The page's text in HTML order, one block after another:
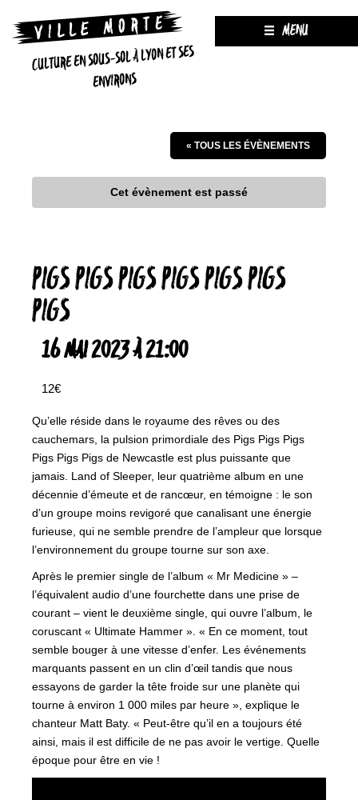
CULTURE EN SOUS-SOL À LYON ET SES
ENVIRONS
MENU
« TOUS LES ÉVÈNEMENTS
Cet évènement est passé
PIGS PIGS PIGS PIGS PIGS PIGS
PIGS
16 MAI 2023 À 21:00
12€
Qu’elle réside dans le royaume des rêves ou des
cauchemars, la pulsion primordiale des Pigs Pigs Pigs
Pigs Pigs Pigs de Newcastle est plus puissante que
jamais. Land of Sleeper, leur quatrième album en une
décennie d’émeute et de rancœur, en témoigne : le son
d’un groupe moins revigoré que canalisant une énergie
furieuse, qui ne semble prendre de l’ampleur que lorsque
l’environnement du groupe tourne sur son axe.
Après le premier single de l’album « Mr Medicine » –
l’équivalent audio d’une fourchette dans une prise de
courant – vient le deuxième single, qui ouvre l’album, le
coruscant « Ultimate Hammer ». « En ce moment, tout
semble bouger à une vitesse d’enfer. Les événements
marquants passent en un clin d’œil tandis que nous
essayons de garder la tête froide sur une planète qui
tourne à environ 1 000 miles par heure », explique le
chanteur Matt Baty. « Peut-être qu’il en a toujours été
ainsi, mais il est difficile de ne pas avoir le vertige. Quelle
époque pour être en vie !